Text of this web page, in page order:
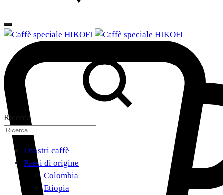
Ricerca
I nostri caffè
Paesi di origine
Colombia
Etiopia